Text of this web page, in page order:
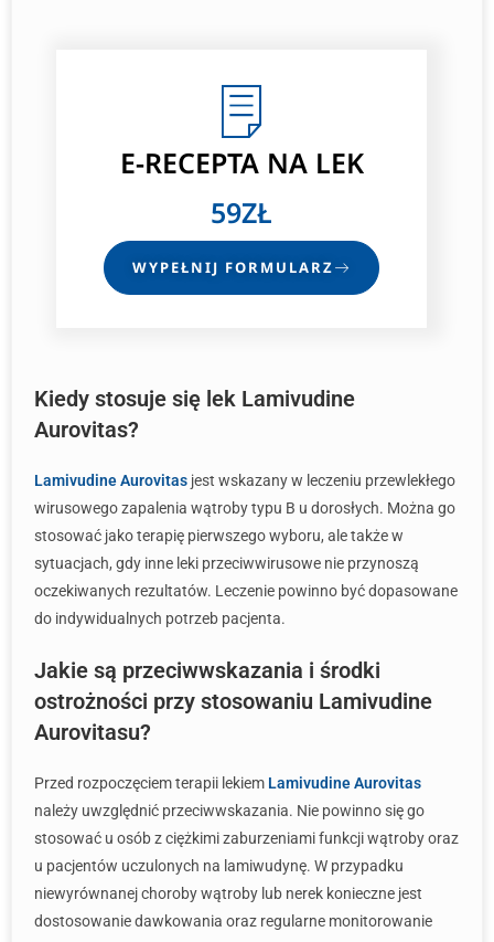
E-RECEPTANA LEK
59ZŁ
WYPEŁNIJ FORMULARZ
Kiedy stosuje się lek Lamivudine
Aurovitas?
Lamivudine Aurovitas jest wskazany w leczeniu przewlekłego
wirusowego zapalenia wątroby typu B u dorosłych. Można go
stosować jako terapię pierwszego wyboru, ale także w
sytuacjach, gdy inne leki przeciwwirusowe nie przynoszą
oczekiwanych rezultatów. Leczenie powinno być dopasowane
do indywidualnych potrzeb pacjenta.
Jakie są przeciwwskazania i środki
ostrożności przy stosowaniu Lamivudine
Aurovitasu?
Przed rozpoczęciem terapii lekiem Lamivudine Aurovitas
należy uwzględnić przeciwwskazania. Nie powinno się go
stosować u osób z ciężkimi zaburzeniami funkcji wątroby oraz
u pacjentów uczulonych na lamiwudynę. W przypadku
niewyrównanej choroby wątroby lub nerek konieczne jest
dostosowanie dawkowania oraz regularne monitorowanie